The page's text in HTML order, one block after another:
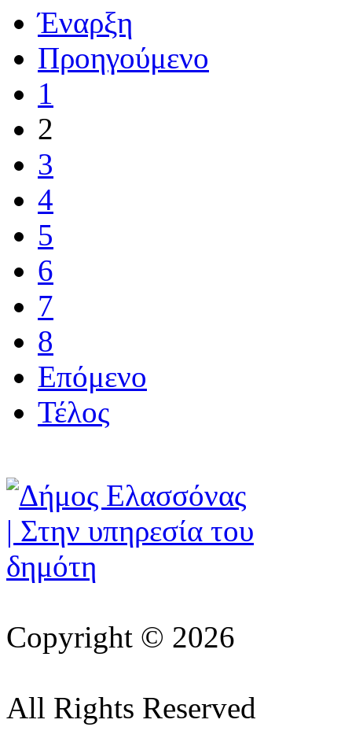
Έναρξη
Προηγούμενο
1
2
3
4
5
6
7
8
Επόμενο
Τέλος
Copyright © 2026
All Rights Reserved